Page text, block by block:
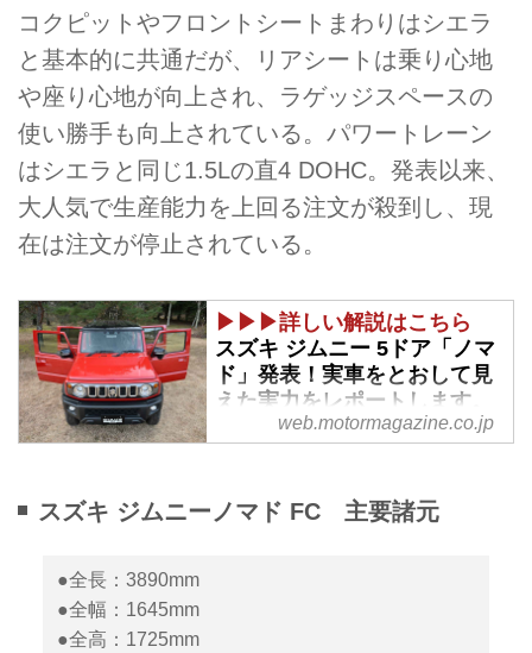
コクピットやフロントシートまわりはシエラ
と基本的に共通だが、リアシートは乗り心地
や座り心地が向上され、ラゲッジスペースの
使い勝手も向上されている。パワートレーン
はシエラと同じ1.5Lの直4 DOHC。発表以来、
大人気で生産能力を上回る注文が殺到し、現
在は注文が停止されている。
▶▶▶詳しい解説はこちら
スズキ ジムニー 5ドア「ノマ
ド」発表！実車をとおして見
えた実力をレポートします。
【265万1000円〜】 - Webモ
ドアモデル「ジムニー ノマド」
web.motormagazine.co.jp
スズキ ジムニーノマド FC 主要諸元
●全長：3890mm
●全幅：1645mm
●全高：1725mm